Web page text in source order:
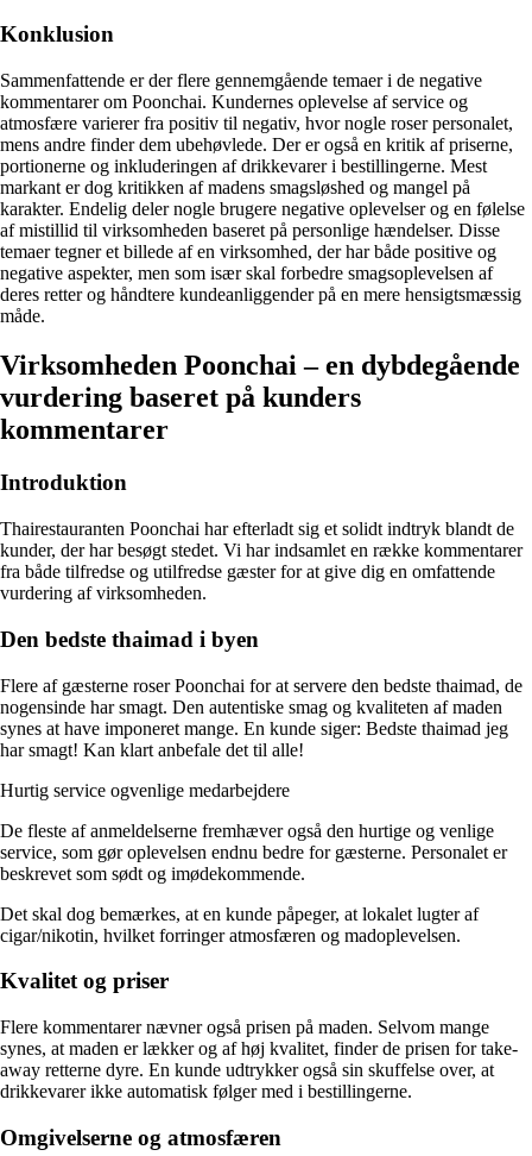
Konklusion
Sammenfattende er der flere gennemgående temaer i de negative
kommentarer om Poonchai. Kundernes oplevelse af service og
atmosfære varierer fra positiv til negativ, hvor nogle roser personalet,
mens andre finder dem ubehøvlede. Der er også en kritik af priserne,
portionerne og inkluderingen af drikkevarer i bestillingerne. Mest
markant er dog kritikken af madens smagsløshed og mangel på
karakter. Endelig deler nogle brugere negative oplevelser og en følelse
af mistillid til virksomheden baseret på personlige hændelser. Disse
temaer tegner et billede af en virksomhed, der har både positive og
negative aspekter, men som især skal forbedre smagsoplevelsen af
deres retter og håndtere kundeanliggender på en mere hensigtsmæssig
måde.
Virksomheden Poonchai – en dybdegående
vurdering baseret på kunders
kommentarer
Introduktion
Thairestauranten Poonchai har efterladt sig et solidt indtryk blandt de
kunder, der har besøgt stedet. Vi har indsamlet en række kommentarer
fra både tilfredse og utilfredse gæster for at give dig en omfattende
vurdering af virksomheden.
Den bedste thaimad i byen
Flere af gæsterne roser Poonchai for at servere den bedste thaimad, de
nogensinde har smagt. Den autentiske smag og kvaliteten af maden
synes at have imponeret mange. En kunde siger: Bedste thaimad jeg
har smagt! Kan klart anbefale det til alle!
Hurtig service ogvenlige medarbejdere
De fleste af anmeldelserne fremhæver også den hurtige og venlige
service, som gør oplevelsen endnu bedre for gæsterne. Personalet er
beskrevet som sødt og imødekommende.
Det skal dog bemærkes, at en kunde påpeger, at lokalet lugter af
cigar/nikotin, hvilket forringer atmosfæren og madoplevelsen.
Kvalitet og priser
Flere kommentarer nævner også prisen på maden. Selvom mange
synes, at maden er lækker og af høj kvalitet, finder de prisen for take-
away retterne dyre. En kunde udtrykker også sin skuffelse over, at
drikkevarer ikke automatisk følger med i bestillingerne.
Omgivelserne og atmosfæren